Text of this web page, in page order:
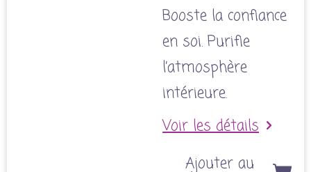
Booste la confiance
en soi. Purifie
l’atmosphère
intérieure.
Voir les détails
Ajouter au